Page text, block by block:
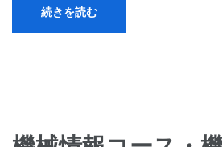
続きを読む